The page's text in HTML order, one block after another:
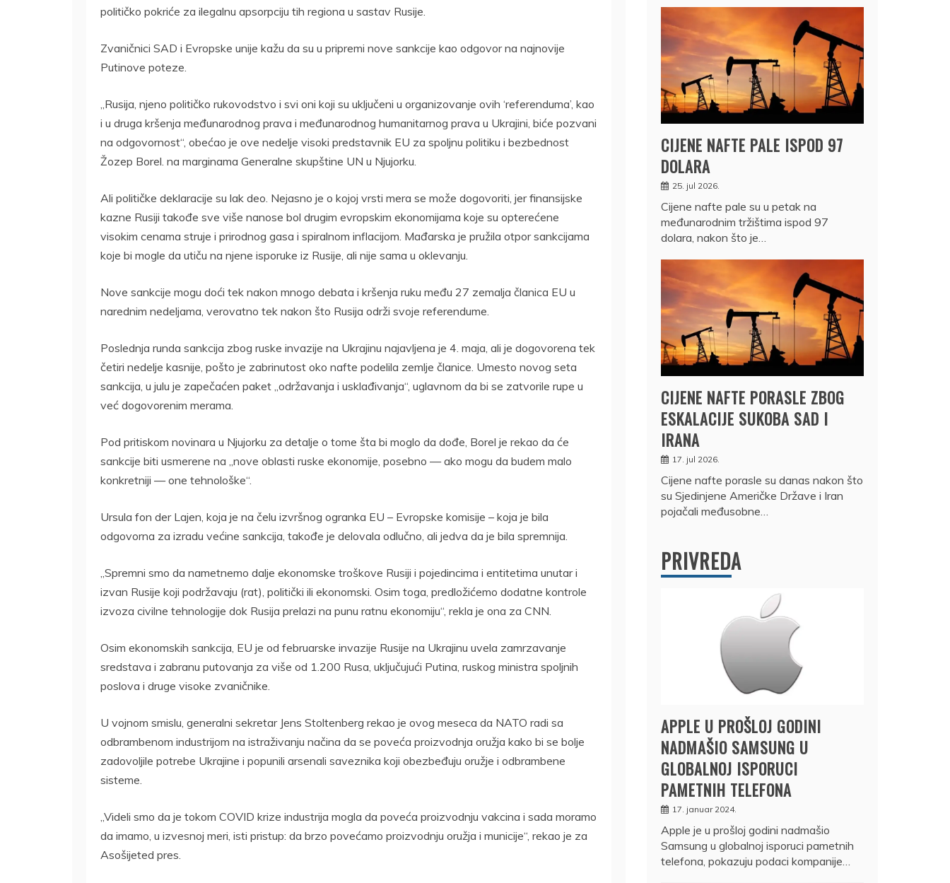
političko pokriće za ilegalnu apsorpciju tih regiona u sastav Rusije.
Zvaničnici SAD i Evropske unije kažu da su u pripremi nove sankcije kao odgovor na najnovije
Putinove poteze.
„Rusija, njeno političko rukovodstvo i svi oni koji su uključeni u organizovanje ovih ‘referenduma’, kao
i u druga kršenja međunarodnog prava i međunarodnog humanitarnog prava u Ukrajini, biće pozvani
na odgovornost“, obećao je ove nedelje visoki predstavnik EU za spoljnu politiku i bezbednost
Žozep Borel. na marginama Generalne skupštine UN u Njujorku.
Ali političke deklaracije su lak deo. Nejasno je o kojoj vrsti mera se može dogovoriti, jer finansijske
kazne Rusiji takođe sve više nanose bol drugim evropskim ekonomijama koje su opterećene
visokim cenama struje i prirodnog gasa i spiralnom inflacijom. Mađarska je pružila otpor sankcijama
koje bi mogle da utiču na njene isporuke iz Rusije, ali nije sama u oklevanju.
Nove sankcije mogu doći tek nakon mnogo debata i kršenja ruku među 27 zemalja članica EU u
narednim nedeljama, verovatno tek nakon što Rusija održi svoje referendume.
Poslednja runda sankcija zbog ruske invazije na Ukrajinu najavljena je 4. maja, ali je dogovorena tek
četiri nedelje kasnije, pošto je zabrinutost oko nafte podelila zemlje članice. Umesto novog seta
sankcija, u julu je zapečaćen paket „održavanja i usklađivanja“, uglavnom da bi se zatvorile rupe u
već dogovorenim merama.
Pod pritiskom novinara u Njujorku za detalje o tome šta bi moglo da dođe, Borel je rekao da će
sankcije biti usmerene na „nove oblasti ruske ekonomije, posebno — ako mogu da budem malo
konkretniji — one tehnološke“.
Ursula fon der Lajen, koja je na čelu izvršnog ogranka EU – Evropske komisije – koja je bila
odgovorna za izradu većine sankcija, takođe je delovala odlučno, ali jedva da je bila spremnija.
„Spremni smo da nametnemo dalje ekonomske troškove Rusiji i pojedincima i entitetima unutar i
izvan Rusije koji podržavaju (rat), politički ili ekonomski. Osim toga, predložićemo dodatne kontrole
izvoza civilne tehnologije dok Rusija prelazi na punu ratnu ekonomiju“, rekla je ona za CNN.
Osim ekonomskih sankcija, EU je od februarske invazije Rusije na Ukrajinu uvela zamrzavanje
sredstava i zabranu putovanja za više od 1.200 Rusa, uključujući Putina, ruskog ministra spoljnih
poslova i druge visoke zvaničnike.
U vojnom smislu, generalni sekretar Jens Stoltenberg rekao je ovog meseca da NATO radi sa
odbrambenom industrijom na istraživanju načina da se poveća proizvodnja oružja kako bi se bolje
zadovoljile potrebe Ukrajine i popunili arsenali saveznika koji obezbeđuju oružje i odbrambene
sisteme.
„Videli smo da je tokom COVID krize industrija mogla da poveća proizvodnju vakcina i sada moramo
da imamo, u izvesnoj meri, isti pristup: da brzo povećamo proizvodnju oružja i municije“, rekao je za
Asošijeted pres.
CIJENE NAFTE PALE ISPOD 97
DOLARA
25. jul 2026.
Cijene nafte pale su u petak na
međunarodnim tržištima ispod 97
dolara, nakon što je…
CIJENE NAFTE PORASLE ZBOG
ESKALACIJE SUKOBA SAD I
IRANA
17. jul 2026.
Cijene nafte porasle su danas nakon što
su Sjedinjene Američke Države i Iran
pojačali međusobne…
PRIVREDA
APPLE U PROŠLOJ GODINI
NADMAŠIO SAMSUNG U
GLOBALNOJ ISPORUCI
PAMETNIH TELEFONA
17. januar 2024.
Apple je u prošloj godini nadmašio
Samsung u globalnoj isporuci pametnih
telefona, pokazuju podaci kompanije…